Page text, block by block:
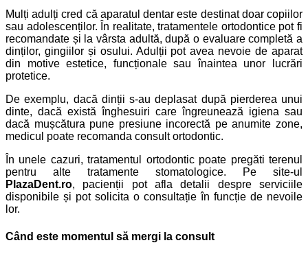
Mulți adulți cred că aparatul dentar este destinat doar copiilor
sau adolescenților. În realitate, tratamentele ortodontice pot fi
recomandate și la vârsta adultă, după o evaluare completă a
dinților, gingiilor și osului. Adulții pot avea nevoie de aparat
din motive estetice, funcționale sau înaintea unor lucrări
protetice.
De exemplu, dacă dinții s-au deplasat după pierderea unui
dinte, dacă există înghesuiri care îngreunează igiena sau
dacă mușcătura pune presiune incorectă pe anumite zone,
medicul poate recomanda consult ortodontic.
În unele cazuri, tratamentul ortodontic poate pregăti terenul
pentru alte tratamente stomatologice. Pe site-ul
PlazaDent.ro, pacienții pot afla detalii despre serviciile
disponibile și pot solicita o consultație în funcție de nevoile
lor.
Când este momentul să mergi la consult